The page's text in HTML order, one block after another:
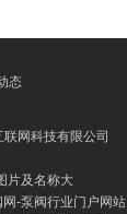
蔬；
态
网科技有限公司
片及名称大
-泵阀行业门户网站